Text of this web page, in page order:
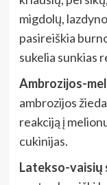
migdolų,
pasireiškia
sukelia sunkias
Ambrozijos-
ambrozijos
reakciją į
cukinijas.
Latekso-vaisių